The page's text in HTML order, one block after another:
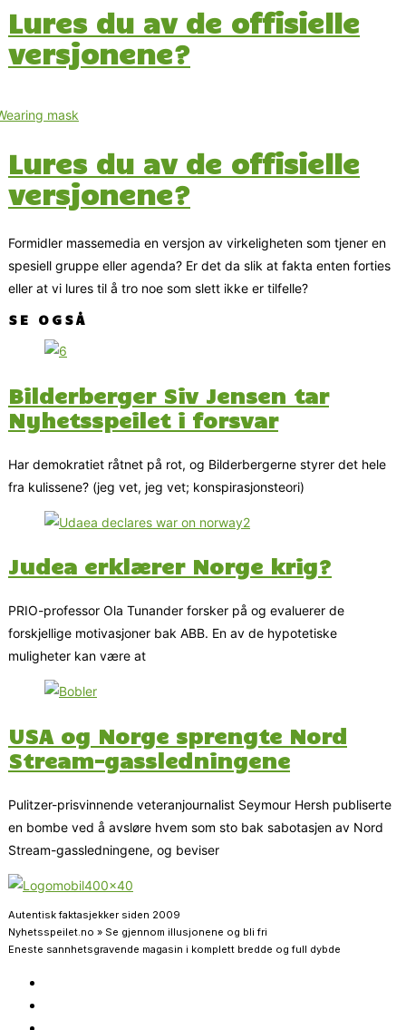
Lures du av de offisielle
versjonene?
Lures du av de offisielle
versjonene?
Formidler massemedia en versjon av virkeligheten som tjener en
spesiell gruppe eller agenda? Er det da slik at fakta enten forties
eller at vi lures til å tro noe som slett ikke er tilfelle?
SE OGSÅ
Bilderberger Siv Jensen tar
Nyhetsspeilet i forsvar
Har demokratiet råtnet på rot, og Bilderbergerne styrer det hele
fra kulissene? (jeg vet, jeg vet; konspirasjonsteori)
Judea erklærer Norge krig?
PRIO-professor Ola Tunander forsker på og evaluerer de
forskjellige motivasjoner bak ABB. En av de hypotetiske
muligheter kan være at
USA og Norge sprengte Nord
Stream-gassledningene
Pulitzer-prisvinnende veteranjournalist Seymour Hersh publiserte
en bombe ved å avsløre hvem som sto bak sabotasjen av Nord
Stream-gassledningene, og beviser
Autentisk faktasjekker siden 2009
Nyhetsspeilet.no » Se gjennom illusjonene og bli fri
Eneste sannhetsgravende magasin i komplett bredde og full dybde